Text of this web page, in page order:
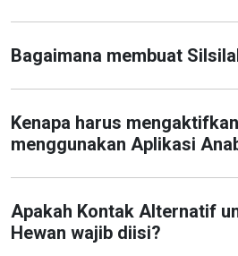
Bagaimana membuat
Kenapa harus
menggunakan Aplikasi
Apakah Kontak Alternatif
Hewan wajib diisi?